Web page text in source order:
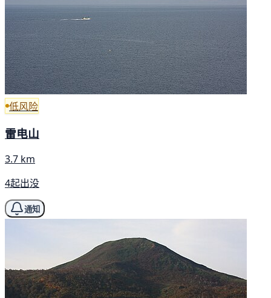
低风险
雷电山
3.7 km
4起出没
通知